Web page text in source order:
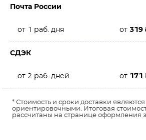
Почта России
от 1 раб. дня от 319
СДЭК
от 2 раб. дней от 171
* Стоимость и сроки доставки являются
ориентировочными. Итоговая
рассчитаны на странице оформления